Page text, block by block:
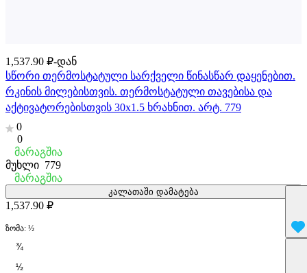
1,537.90 ₽-დან
სწორი თერმოსტატული სარქველი წინასწარ დაყენებით.
რკინის მილებისთვის. თერმოსტატული თავებისა და
აქტივატორებისთვის 30x1.5 ხრახნით. არტ. 779
0
0
მარაგშია
მუხლი 779
მარაგშია
კალათაში დამატება
1,537.90 ₽
ზომა: ½
¾
½